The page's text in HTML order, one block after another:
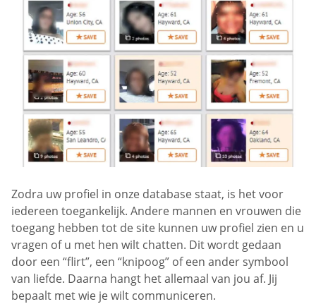
Zodra uw profiel in onze database staat, is het voor
iedereen toegankelijk. Andere mannen en vrouwen die
toegang hebben tot de site kunnen uw profiel zien en u
vragen of u met hen wilt chatten. Dit wordt gedaan
door een “flirt”, een “knipoog” of een ander symbool
van liefde. Daarna hangt het allemaal van jou af. Jij
bepaalt met wie je wilt communiceren.